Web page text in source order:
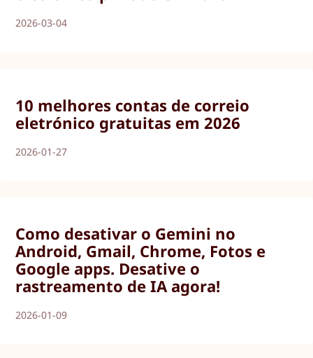
2026-03-04
10 melhores contas de correio
eletrónico gratuitas em 2026
2026-01-27
Como desativar o Gemini no
Android, Gmail, Chrome, Fotos e
Google apps. Desative o
rastreamento de IA agora!
2026-01-09